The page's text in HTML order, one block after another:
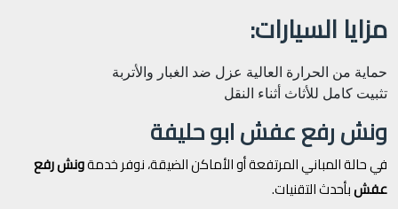
مزايا السيارات:
حماية من الحرارة العالية عزل ضد الغبار والأتربة
تثبيت كامل للأثاث أثناء النقل
ونش رفع عفش ابو حليفة
في حالة المباني المرتفعة أو الأماكن الضيقة، نوفر خدمةونش رفع
عفشبأحدث التقنيات.